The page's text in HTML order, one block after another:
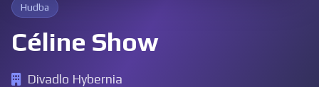
Hudba
Céline Show
Divadlo Hybernia